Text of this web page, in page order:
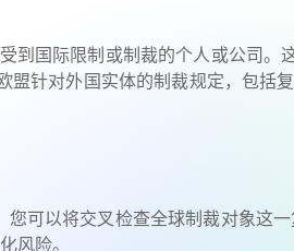
到国际限制或制裁的个人或公司。
针对外国实体的制裁规定，包括
可以将交叉检查全球制裁对象这
风险。